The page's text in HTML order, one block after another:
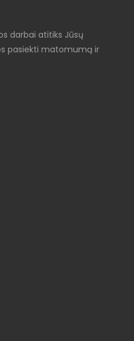
darbai atitiks Jūsų
pasiekti matomumą ir